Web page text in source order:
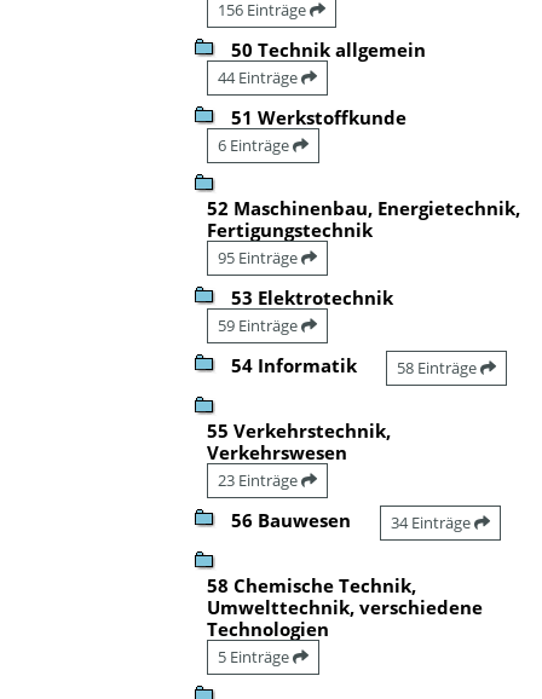
156 Einträge
50 Technik allgemein
44 Einträge
51 Werkstoffkunde
6 Einträge
52 Maschinenbau, Energietechnik,
Fertigungstechnik
95 Einträge
53 Elektrotechnik
59 Einträge
54 Informatik 58 Einträge
55 Verkehrstechnik,
Verkehrswesen
23 Einträge
56 Bauwesen 34 Einträge
58 Chemische Technik,
Umwelttechnik, verschiedene
Technologien
5 Einträge